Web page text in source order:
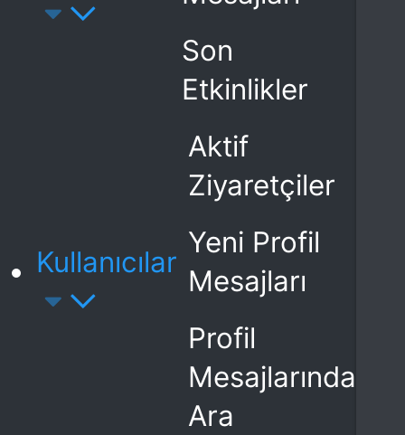
Son
Etkinlikler
Kullanıcılar
Aktif
Ziyaretçiler
Yeni Profil
Mesajları
Profil
Mesajlarında
Ara